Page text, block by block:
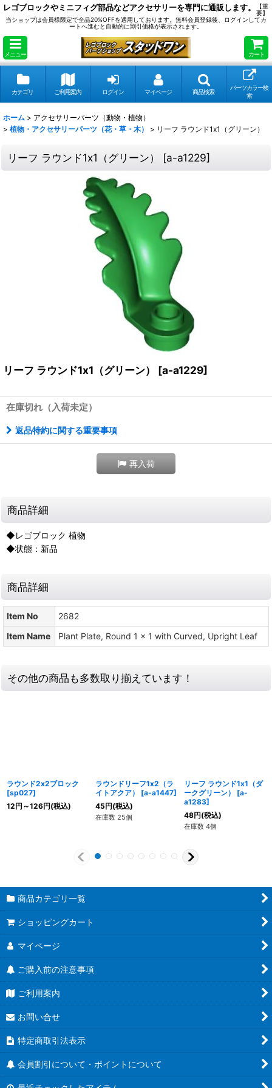
レゴブロックやミニフィグ部品などアクセサリーを専門に通販します。
【重
要】
当ショップは会員様限定で全品20%OFFを適用しております。無料会員登録後、ログインしてカ
ートへ進むと自動的に割引価格が表示されます。
メニュー カート
カテゴリ ご利用案内 ログイン マイページ 商品検索
パーツカラー検
索
ホーム > アクセサリーパーツ（動物・植物）
> 植物・アクセサリーパーツ（花・草・木） > リーフ ラウンド1x1（グリーン）
リーフ ラウンド1x1（グリーン） [a-a1229]
リーフ ラウンド1x1（グリーン） [a-a1229]
在庫切れ（入荷未定）
返品特約に関する重要事項
再入荷
商品詳細
◆レゴブロック 植物
◆状態：新品
商品詳細
Item No
2682
Item Name
Plant Plate, Round 1 x 1 with Curved, Upright Leaf
その他の商品も多数取り揃えています！
ラウンド2x2ブロック
[sp027]
12円 ～126円(税込)
ラウンドリーフ1x2（ラ
イトアクア）
[a-a1447]
45円(税込)
在庫数 25個
リーフ ラウンド1x1（ダ
ークグリーン）
[a-
a1283]
48円(税込)
在庫数 4個
商品カテゴリ一覧
ショッピングカート
マイページ
ご購入前の注意事項
ご利用案内
お問い合せ
特定商取引法表示
会員割引について・ポイントについて